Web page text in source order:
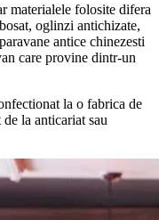
materialele folosite difera
oglinzi antichizate,
antice chinezesti
care provine dintr-un
la o fabrica de
la anticariat sau